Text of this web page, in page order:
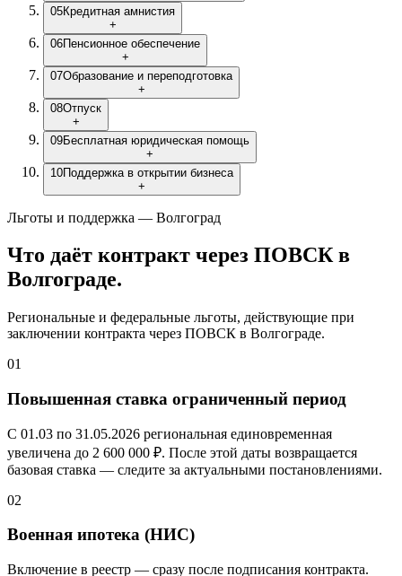
05Кредитная амнистия
+
06Пенсионное обеспечение
+
07Образование и переподготовка
+
08Отпуск
+
09Бесплатная юридическая помощь
+
10Поддержка в открытии бизнеса
+
Льготы и поддержка — Волгоград
Что даёт контракт через ПОВСКв
Волгограде.
Региональные и федеральные льготы, действующие при
заключении контракта через ПОВСК в Волгограде.
01
Повышенная ставка ограниченный период
С 01.03 по 31.05.2026 региональная единовременная
увеличена до 2 600 000 ₽. После этой даты возвращается
базовая ставка — следите за актуальными постановлениями.
02
Военная ипотека (НИС)
Включение в реестр — сразу после подписания контракта.